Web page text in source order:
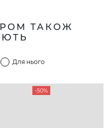
ТАКОЖ
Для нього
-50%